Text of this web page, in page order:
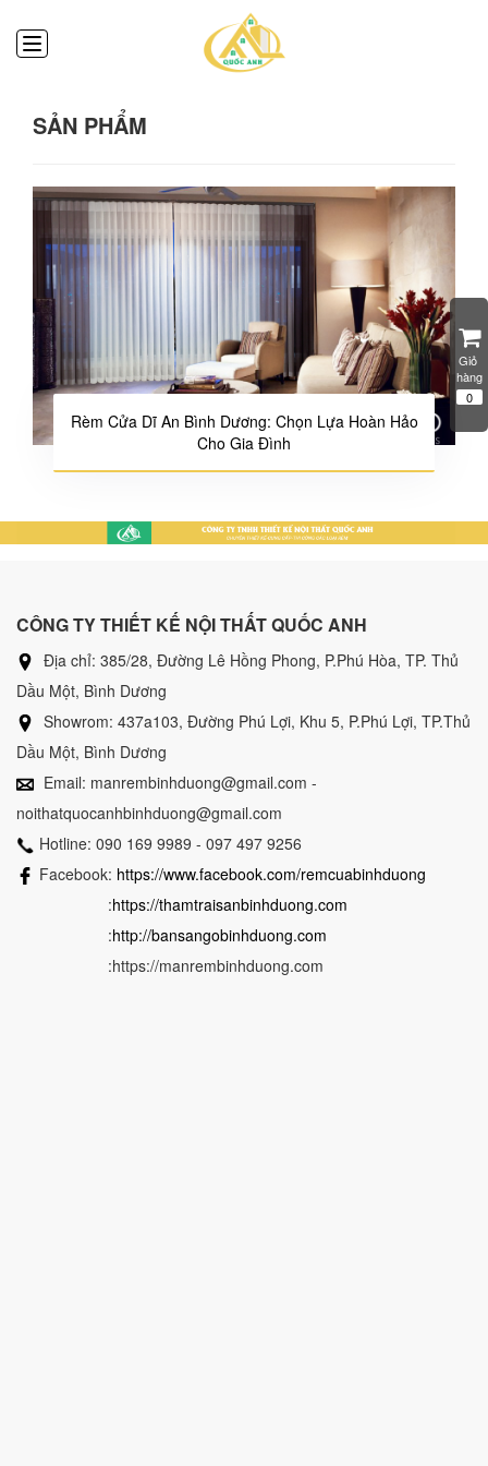
SẢN PHẨM
Rèm Cửa Dĩ An Bình Dương: Chọn Lựa Hoàn Hảo
Cho Gia Đình
CÔNG TY THIẾT KẾ NỘI THẤT QUỐC ANH
Địa chỉ: 385/28, Đường Lê Hồng Phong, P.Phú Hòa, TP. Thủ
Dầu Một, Bình Dương
Showrom: 437a103, Đường Phú Lợi, Khu 5, P.Phú Lợi, TP.Thủ
Dầu Một, Bình Dương
Email: manrembinhduong@gmail.com -
noithatquocanhbinhduong@gmail.com
Hotline: 090 169 9989 - 097 497 9256
Facebook: https://www.facebook.com/remcuabinhduong
:https://thamtraisanbinhduong.com
:http://bansangobinhduong.com
:https://manrembinhduong.com
Giỏ
hàng
0